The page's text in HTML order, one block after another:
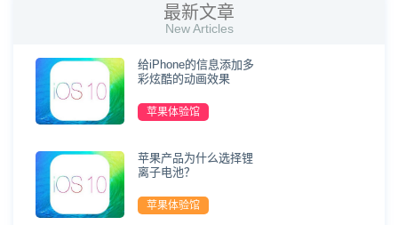
最新文章
New Articles
给iPhone的信息添加多
彩炫酷的动画效果
苹果体验馆
苹果产品为什么选择锂
离子电池？
苹果体验馆